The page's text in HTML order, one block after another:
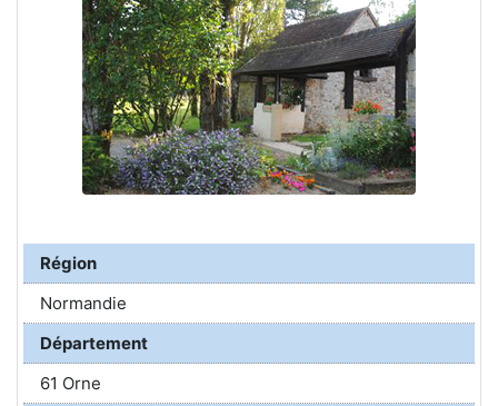
Région
Normandie
Département
61 Orne